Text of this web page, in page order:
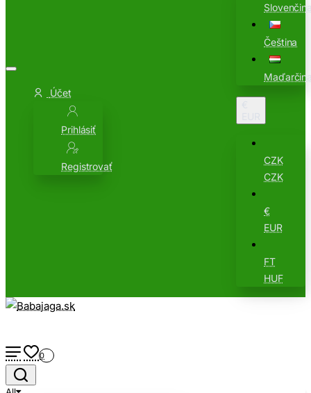
Účet
Prihlásiť
Registrovať
Čeština
CZK
CZK
€
EUR
FT
HUF
0